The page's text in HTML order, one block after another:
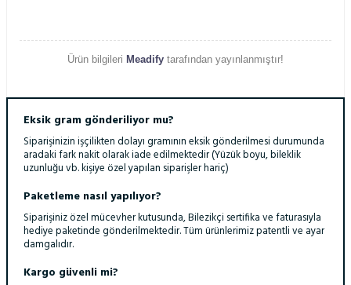
Ürün bilgileri Meadify tarafından yayınlanmıştır!
Eksik gram gönderiliyor mu?
Siparişinizin işçilikten dolayı gramının eksik gönderilmesi durumunda
aradaki fark nakit olarak iade edilmektedir (Yüzük boyu, bileklik
uzunluğu vb. kişiye özel yapılan siparişler hariç)
Paketleme nasıl yapılıyor?
Siparişiniz özel mücevher kutusunda, Bilezikçi sertifika ve faturasıyla
hediye paketinde gönderilmektedir. Tüm ürünlerimiz patentli ve ayar
damgalıdır.
Kargo güvenli mi?